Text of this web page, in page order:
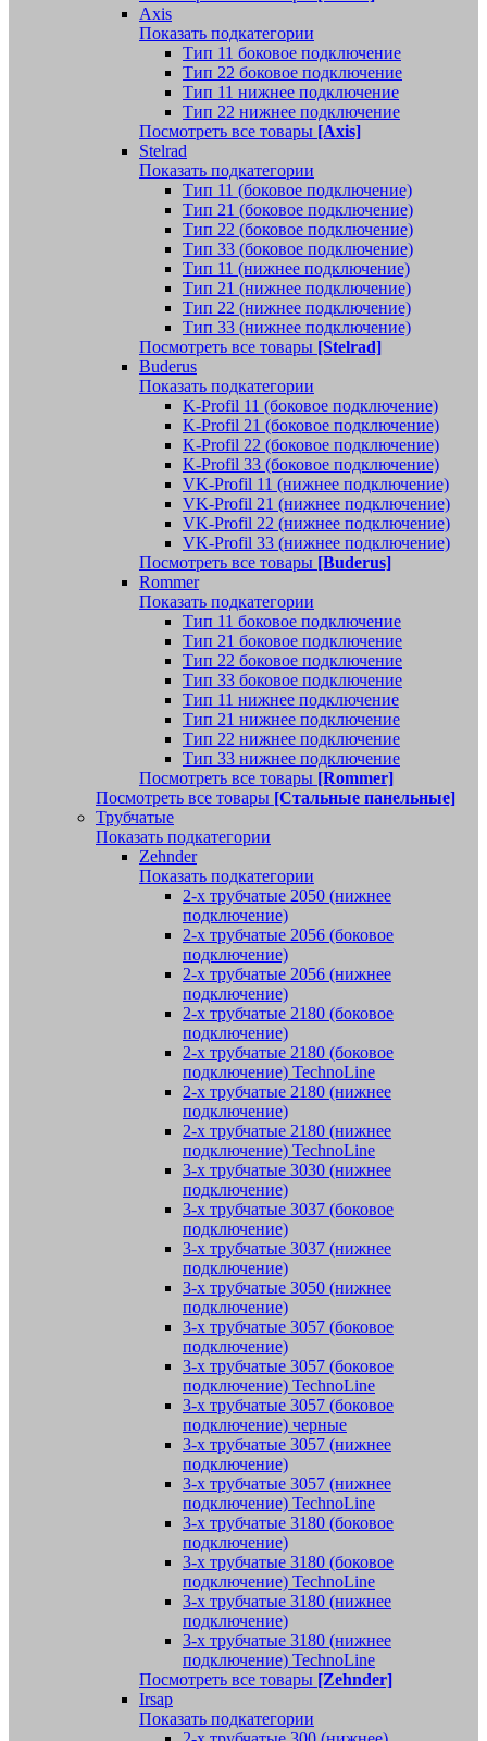
Axis
Показать подкатегории
Тип 11 боковое подключение
Тип 22 боковое подключение
Тип 11 нижнее подключение
Тип 22 нижнее подключение
Посмотреть все товары [Axis]
Stelrad
Показать подкатегории
Tип 11 (боковое подключение)
Тип 21 (боковое подключение)
Тип 22 (боковое подключение)
Тип 33 (боковое подключение)
Тип 11 (нижнее подключение)
Тип 21 (нижнее подключение)
Тип 22 (нижнее подключение)
Тип 33 (нижнее подключение)
Посмотреть все товары [Stelrad]
Buderus
Показать подкатегории
K-Profil 11 (боковое подключение)
K-Profil 21 (боковое подключение)
K-Profil 22 (боковое подключение)
K-Profil 33 (боковое подключение)
VK-Profil 11 (нижнее подключение)
VK-Profil 21 (нижнее подключение)
VK-Profil 22 (нижнее подключение)
VK-Profil 33 (нижнее подключение)
Посмотреть все товары [Buderus]
Rommer
Показать подкатегории
Тип 11 боковое подключение
Тип 21 боковое подключение
Тип 22 боковое подключение
Тип 33 боковое подключение
Тип 11 нижнее подключение
Тип 21 нижнее подключение
Тип 22 нижнее подключение
Тип 33 нижнее подключение
Посмотреть все товары [Rommer]
Посмотреть все товары [Стальные панельные]
Трубчатые
Показать подкатегории
Zehnder
Показать подкатегории
2-х трубчатые 2050 (нижнее
подключение)
2-х трубчатые 2056 (боковое
подключение)
2-х трубчатые 2056 (нижнее
подключение)
2-х трубчатые 2180 (боковое
подключение)
2-х трубчатые 2180 (боковое
подключение) TechnoLine
2-х трубчатые 2180 (нижнее
подключение)
2-х трубчатые 2180 (нижнее
подключение) TechnoLine
3-х трубчатые 3030 (нижнее
подключение)
3-х трубчатые 3037 (боковое
подключение)
3-х трубчатые 3037 (нижнее
подключение)
3-х трубчатые 3050 (нижнее
подключение)
3-х трубчатые 3057 (боковое
подключение)
3-х трубчатые 3057 (боковое
подключение) TechnoLine
3-х трубчатые 3057 (боковое
подключение) черные
3-х трубчатые 3057 (нижнее
подключение)
3-х трубчатые 3057 (нижнее
подключение) TechnoLine
3-х трубчатые 3180 (боковое
подключение)
3-х трубчатые 3180 (боковое
подключение) TechnoLine
3-х трубчатые 3180 (нижнее
подключение)
3-х трубчатые 3180 (нижнее
подключение) TechnoLine
Посмотреть все товары [Zehnder]
Irsap
Показать подкатегории